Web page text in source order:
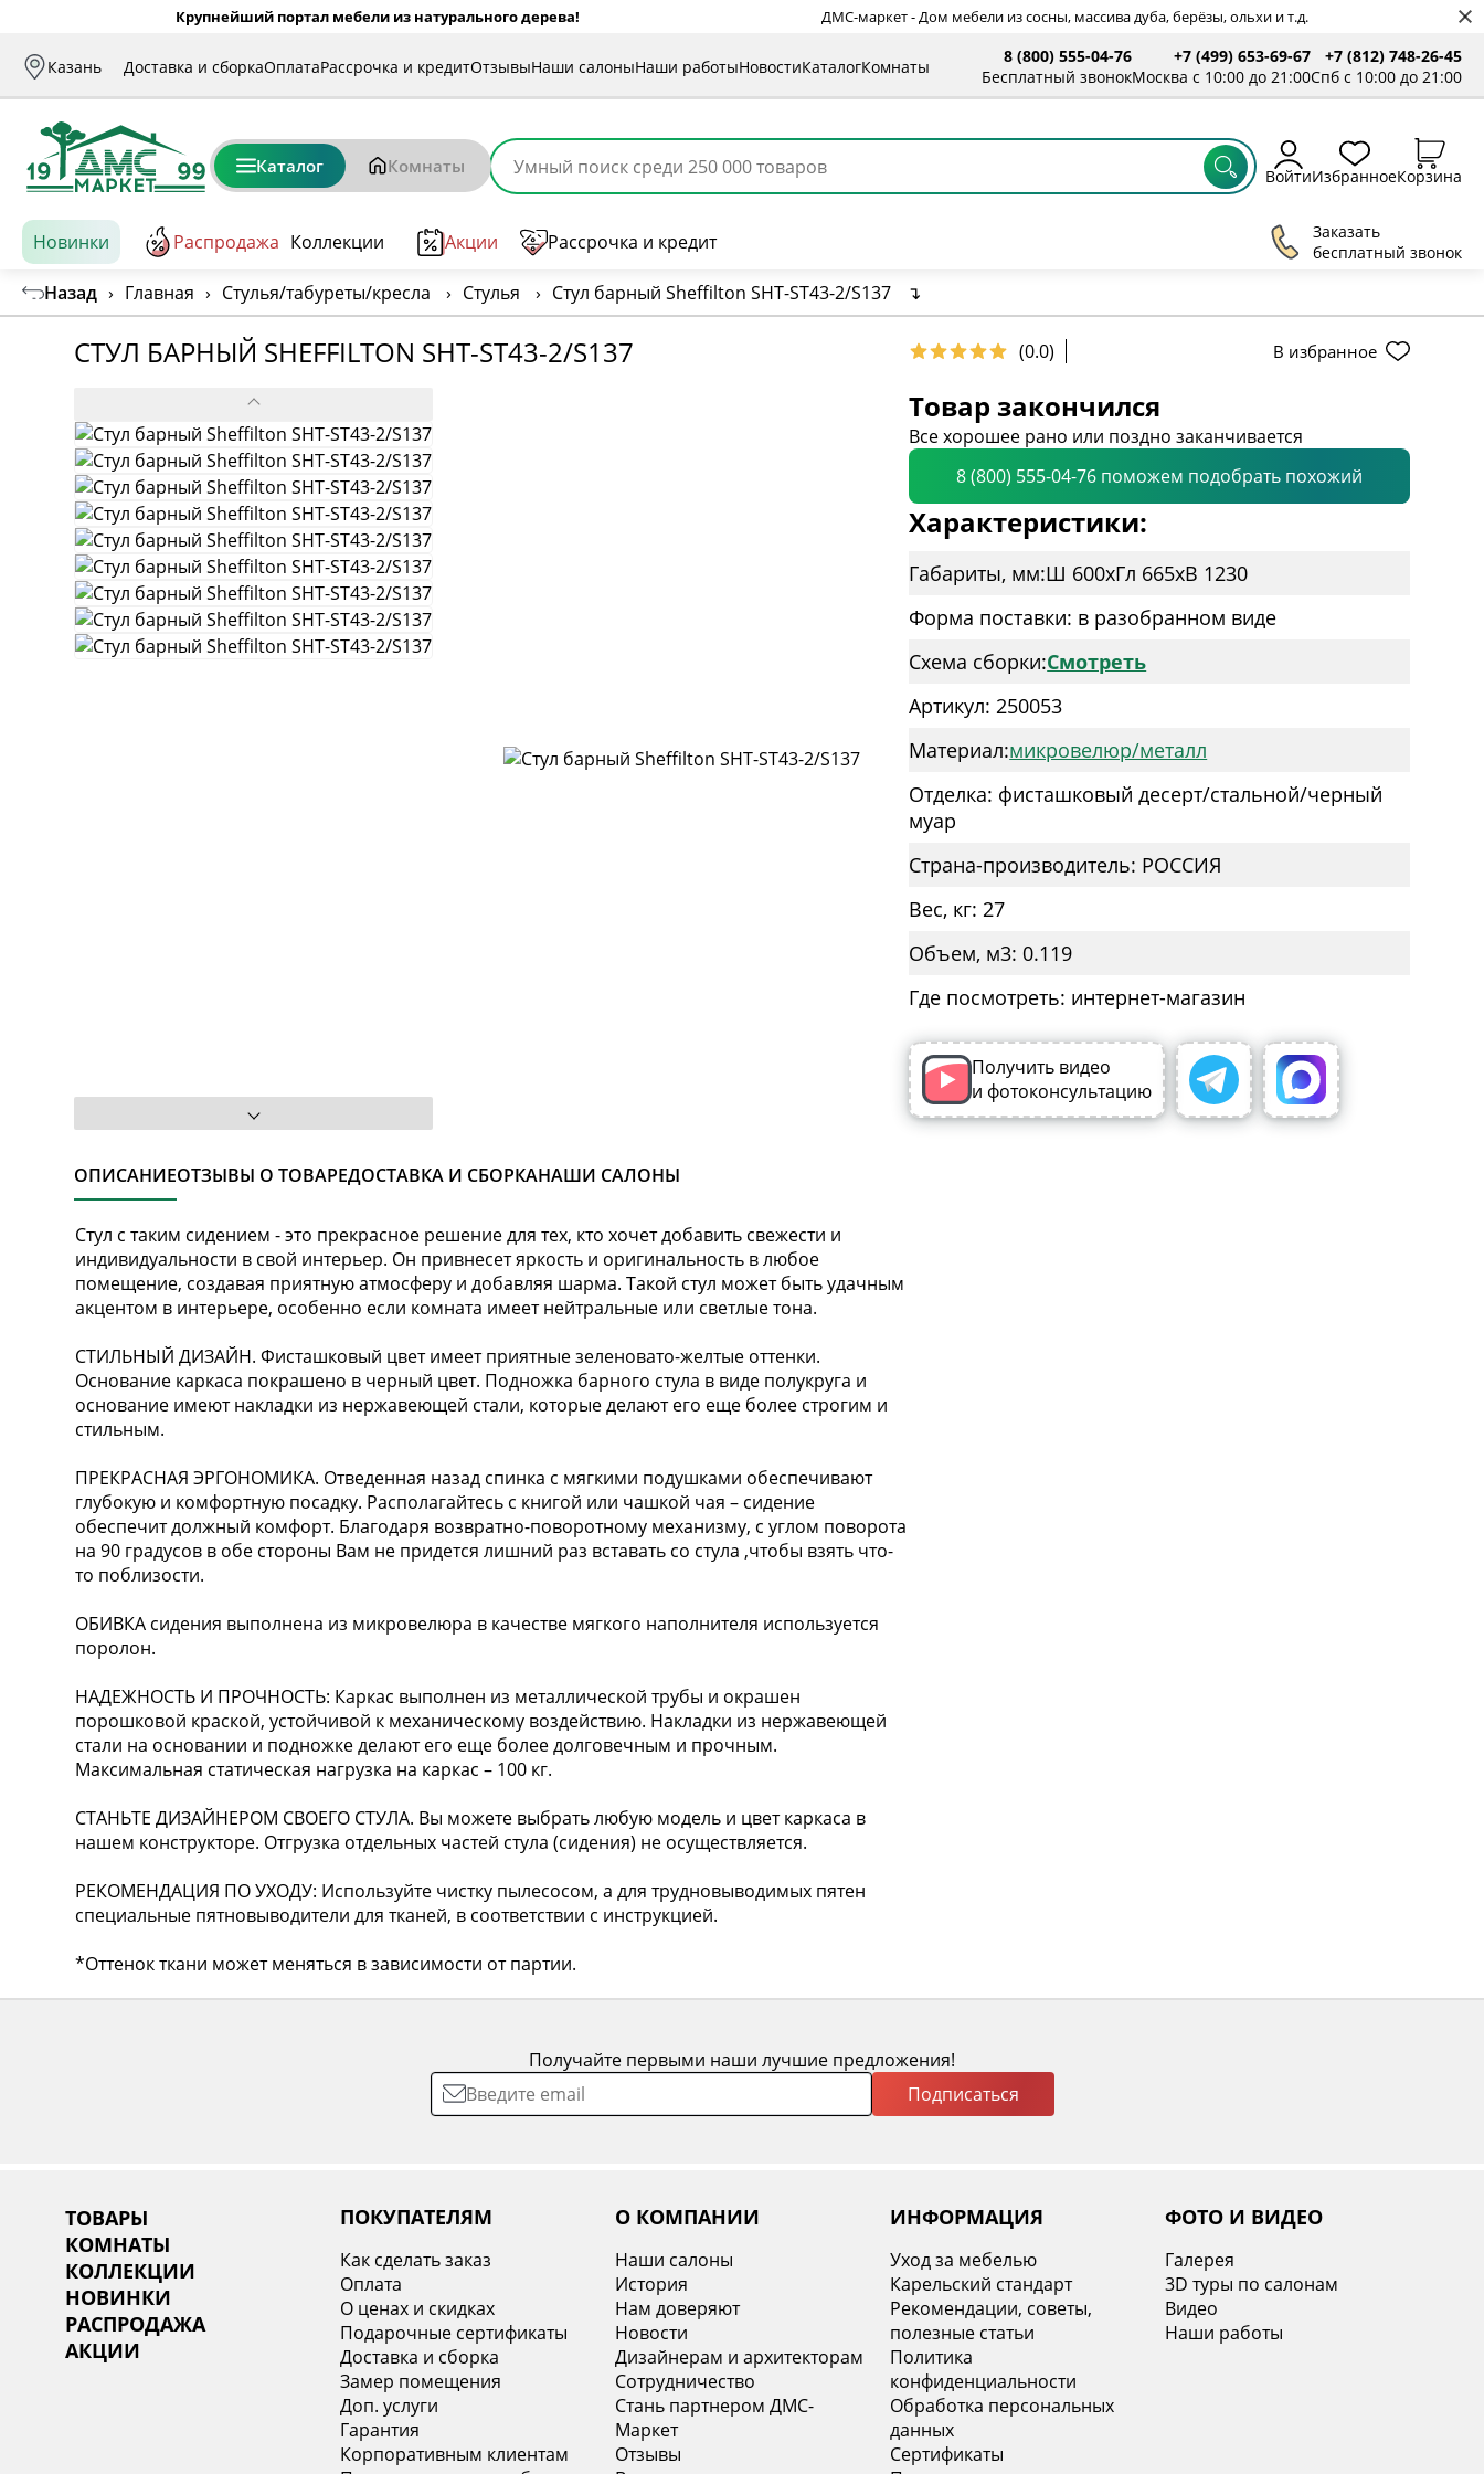
Крупнейший портал мебели из натурального дерева! ДМС-маркет - Дом мебели из сосны, массива дуба, берёзы, ольхи и т.д.
Казань Доставка и сборкаОплатаРассрочка и кредитОтзывыНаши салоныНаши работыНовостиКаталогКомнаты
8 (800) 555-04-76
Бесплатный звонок
+7 (499) 653-69-67
Москва с 10:00 до 21:00
+7 (812) 748-26-45
Спб с 10:00 до 21:00
Каталог Комнаты ВойтиИзбранноеКорзина
Новинки Распродажа Коллекции Акции Рассрочка и кредит
Заказать
бесплатный звонок
Назад › Главная › Стулья/табуреты/кресла › Стулья › Стул барный Sheffilton SHT-ST43-2/S137 ↴
СТУЛ БАРНЫЙ SHEFFILTON SHT-ST43-2/S137 (0.0) В избранное
ОПИСАНИЕОТЗЫВЫ О ТОВАРЕДОСТАВКА И СБОРКАНАШИ САЛОНЫ
Стул с таким сидением - это прекрасное решение для тех, кто хочет добавить свежести и
индивидуальности в свой интерьер. Он привнесет яркость и оригинальность в любое
помещение, создавая приятную атмосферу и добавляя шарма. Такой стул может быть удачным
акцентом в интерьере, особенно если комната имеет нейтральные или светлые тона.
СТИЛЬНЫЙ ДИЗАЙН. Фисташковый цвет имеет приятные зеленовато-желтые оттенки.
Основание каркаса покрашено в черный цвет. Подножка барного стула в виде полукруга и
основание имеют накладки из нержавеющей стали, которые делают его еще более строгим и
стильным.
ПРЕКРАСНАЯ ЭРГОНОМИКА. Отведенная назад спинка с мягкими подушками обеспечивают
глубокую и комфортную посадку. Располагайтесь с книгой или чашкой чая – сидение
обеспечит должный комфорт. Благодаря возвратно-поворотному механизму, с углом поворота
на 90 градусов в обе стороны Вам не придется лишний раз вставать со стула ,чтобы взять что-
то поблизости.
ОБИВКА сидения выполнена из микровелюра в качестве мягкого наполнителя используется
поролон.
НАДЕЖНОСТЬ И ПРОЧНОСТЬ: Каркас выполнен из металлической трубы и окрашен
порошковой краской, устойчивой к механическому воздействию. Накладки из нержавеющей
стали на основании и подножке делают его еще более долговечным и прочным.
Максимальная статическая нагрузка на каркас – 100 кг.
СТАНЬТЕ ДИЗАЙНЕРОМ СВОЕГО СТУЛА. Вы можете выбрать любую модель и цвет каркаса в
нашем конструкторе. Отгрузка отдельных частей стула (сидения) не осуществляется.
РЕКОМЕНДАЦИЯ ПО УХОДУ: Используйте чистку пылесосом, а для трудновыводимых пятен
специальные пятновыводители для тканей, в соответствии с инструкцией.
*Оттенок ткани может меняться в зависимости от партии.
Товар закончился
Все хорошее рано или поздно заканчивается
8 (800) 555-04-76 поможем подобрать похожий
Характеристики:
Габариты, мм:Ш 600xГл 665xВ 1230
Форма поставки: в разобранном виде
Схема сборки:Смотреть
Артикул: 250053
Материал:микровелюр/металл
Отделка: фисташковый десерт/стальной/черный
муар
Страна-производитель: РОССИЯ
Вес, кг: 27
Объем, м3: 0.119
Где посмотреть: интернет-магазин
Получить видео
и фотоконсультацию
Получайте первыми наши лучшие предложения!
Подписаться
ТОВАРЫ
КОМНАТЫ
КОЛЛЕКЦИИ
НОВИНКИ
РАСПРОДАЖА
АКЦИИ
ПОКУПАТЕЛЯМ
Как сделать заказ
Оплата
О ценах и скидках
Подарочные сертификаты
Доставка и сборка
Замер помещения
Доп. услуги
Гарантия
Корпоративным клиентам
О КОМПАНИИ
Наши салоны
История
Нам доверяют
Новости
Дизайнерам и архитекторам
Сотрудничество
Стань партнером ДМС-
Маркет
Отзывы
ИНФОРМАЦИЯ
Уход за мебелью
Карельский стандарт
Рекомендации, советы,
полезные статьи
Политика
конфиденциальности
Обработка персональных
данных
Сертификаты
ФОТО И ВИДЕО
Галерея
3D туры по салонам
Видео
Наши работы